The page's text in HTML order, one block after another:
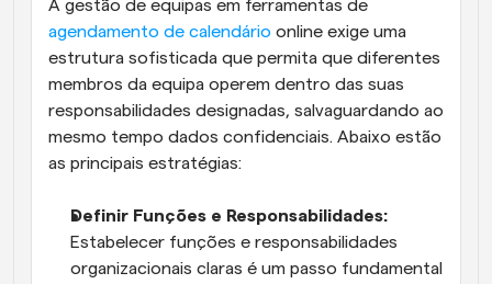
agendamento de calendário online exige uma
estrutura sofisticada que permita que diferentes
membros da equipa operem dentro das suas
responsabilidades designadas, salvaguardando ao
mesmo tempo dados confidenciais. Abaixo estão
as principais estratégias:
Definir Funções e Responsabilidades:
Estabelecer funções e responsabilidades
organizacionais claras é um passo fundamental